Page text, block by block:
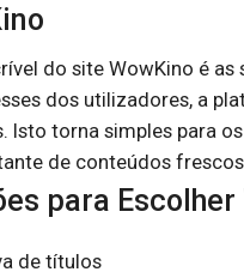
do site WowKino é
dos utilizadores, a
Isto torna simples para
de conteúdos
para Escolher
de títulos